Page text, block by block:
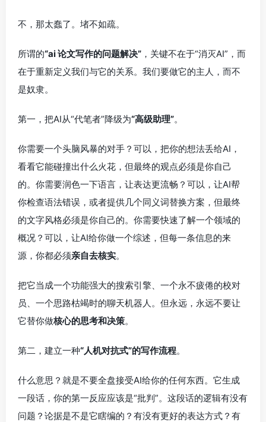
不，那太蠢了。堵不如疏。
所谓的“ai 论文写作的问题解决” ，关键不在于“消灭AI”，而
在于重新定义我们与它的关系。我们要做它的主人，而不
是奴隶。
第一，把AI从“代笔者”降级为“高级助理”。
你需要一个头脑风暴的对手？可以，把你的想法丢给AI，
看看它能碰撞出什么火花，但最终的观点必须是你自己
的。你需要润色一下语言，让表达更流畅？可以，让AI帮
你检查语法错误，或者提供几个同义词替换方案，但最终
的文字风格必须是你自己的。你需要快速了解一个领域的
概况？可以，让AI给你做一个综述，但每一条信息的来
源，你都必须亲自去核实。
把它当成一个功能强大的搜索引擎、一个永不疲倦的校对
员、一个思路枯竭时的聊天机器人。但永远，永远不要让
它替你做核心的思考和决策。
第二，建立一种“人机对抗式”的写作流程。
什么意思？就是不要全盘接受AI给你的任何东西。它生成
一段话，你的第一反应应该是“批判”。这段话的逻辑有没有
问题？论据是不是它瞎编的？有没有更好的表达方式？有